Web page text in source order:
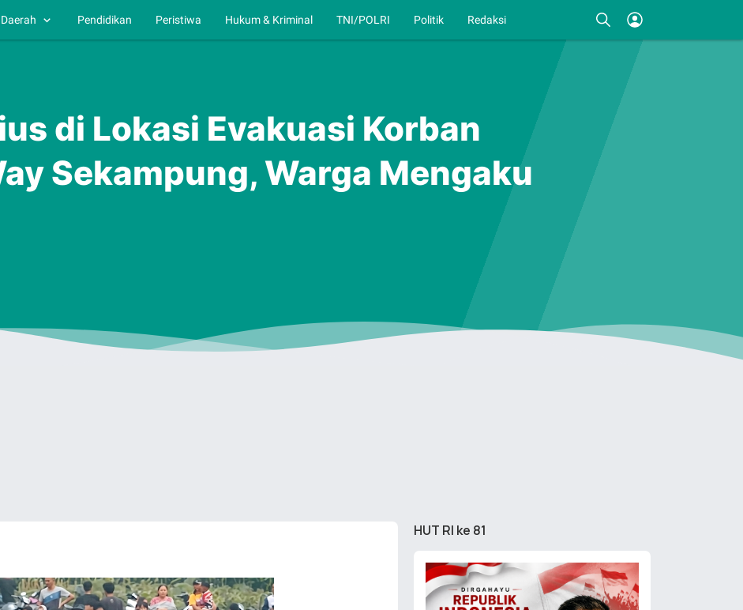
Daerah Pendidikan Peristiwa Hukum & Kriminal TNI/POLRI Politik Redaksi
di Lokasi Evakuasi Korban
Sekampung, Warga Mengaku
HUT RI ke 81